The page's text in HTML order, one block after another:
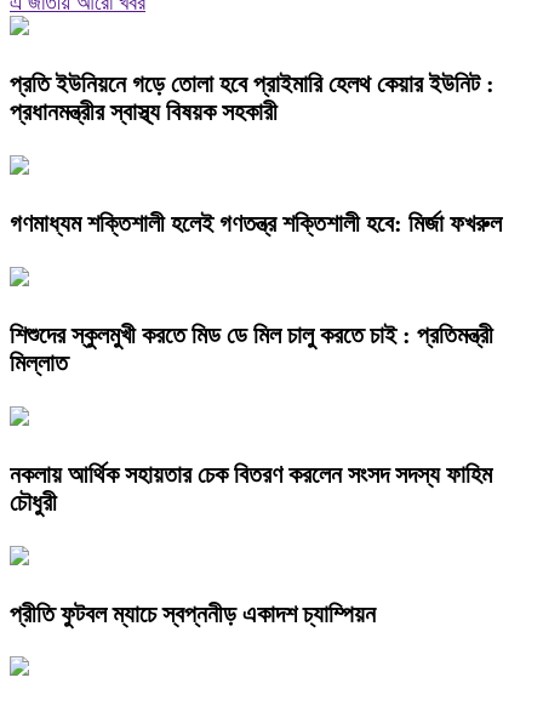
প্রতি ইউনিয়নে গড়ে তোলা হবে প্রাইমারি হেলথ কেয়ার ইউনিট :
প্রধানমন্ত্রীর স্বাস্থ্য বিষয়ক সহকারী
গণমাধ্যম শক্তিশালী হলেই গণতন্ত্র শক্তিশালী হবে: মির্জা ফখরুল
শিশুদের স্কুলমুখী করতে মিড ডে মিল চালু করতে চাই : প্রতিমন্ত্রী
মিল্লাত
নকলায় আর্থিক সহায়তার চেক বিতরণ করলেন সংসদ সদস্য ফাহিম
চৌধুরী
প্রীতি ফুটবল ম্যাচে স্বপ্ননীড় একাদশ চ্যাম্পিয়ন